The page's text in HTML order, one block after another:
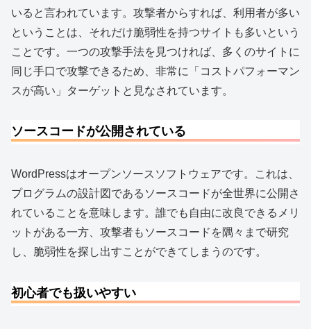
いると言われています。攻撃者からすれば、利用者が多い
ということは、それだけ脆弱性を持つサイトも多いという
ことです。一つの攻撃手法を見つければ、多くのサイトに
同じ手口で攻撃できるため、非常に「コストパフォーマン
スが高い」ターゲットと見なされています。
ソースコードが公開されている
WordPressはオープンソースソフトウェアです。これは、
プログラムの設計図であるソースコードが全世界に公開さ
れていることを意味します。誰でも自由に改良できるメリ
ットがある一方、攻撃者もソースコードを隅々まで研究
し、脆弱性を探し出すことができてしまうのです。
初心者でも扱いやすい